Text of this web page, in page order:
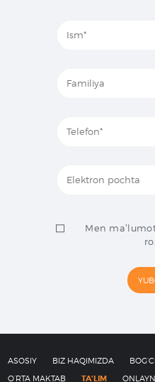
Men
ASOSIY BIZ HAQIMIZDA
O’RTA MAKTAB
TA’LIM